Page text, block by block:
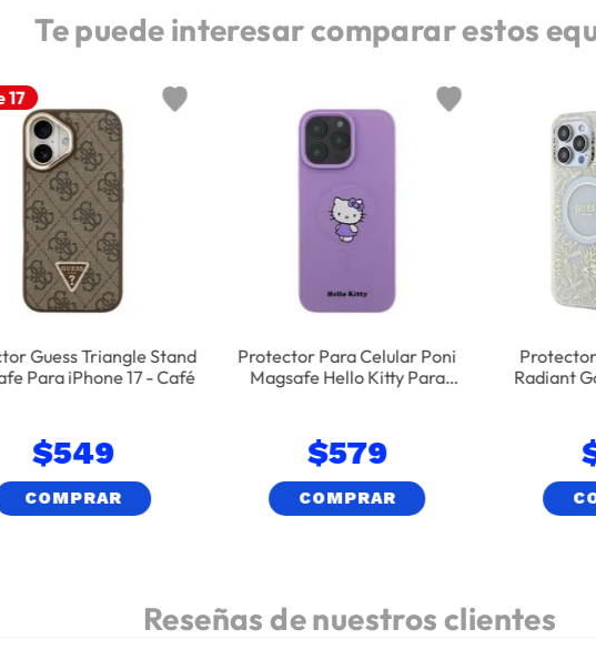
Te puede interesar comparar estos
17
Guess Triangle Stand
Para iPhone 17 - Café
$549
COMPRAR
Protector Para Celular Poni
Magsafe Hello Kitty Para
$579
COMPRAR
Radiant